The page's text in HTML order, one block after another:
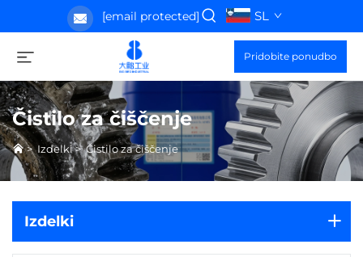
[email protected] SL
Pridobite ponudbo
Čistilo za čiščenje
>Izdelki>Čistilo za čiščenje
Izdelki